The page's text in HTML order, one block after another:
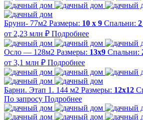
Бруни- 77м2 Размеры: 10 х 9 Спальни: 2
от 2,23 млн ₽ Подробнее
Осло — 128м2 Размеры: 13х9 Спальни:
от 3,1 млн ₽ Подробнее
Барни. Этап 1. 144 м2 Размеры: 12х12
По запросу Подробнее